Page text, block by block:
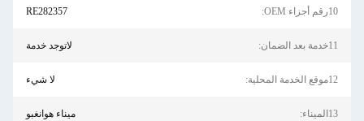
10رقم أجزاء OEM: RE282357
11خدمة بعد الضمان: لاتوجد خدمة
12موقع الخدمة المحلية: لا شيء
13الميناء: ميناء هوانغبو